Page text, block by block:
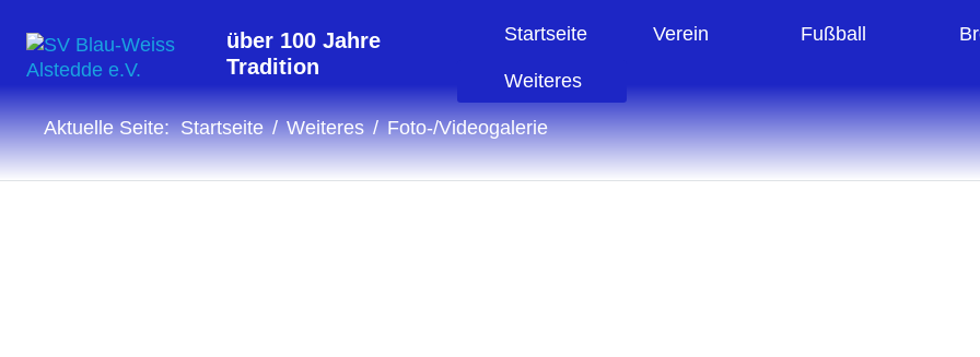
über 100 Jahre
Tradition
Startseite Verein Fußball
Weiteres
Aktuelle Seite:Startseite Weiteres Foto-/Videogalerie